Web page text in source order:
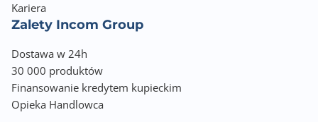
Kariera
Zalety Incom Group
Dostawa w 24h
30 000 produktów
Finansowanie kredytem kupieckim
Opieka Handlowca